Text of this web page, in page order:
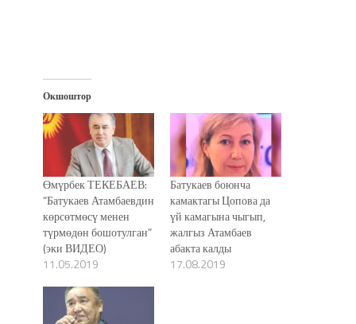
Окшоштор
Өмүрбек ТЕКЕБАЕВ:
“Батукаев Атамбаевдин
көрсөтмөсү менен
түрмөдөн бошотулган”
(эки ВИДЕО)
11.05.2019
Батукаев боюнча
камактагы Цопова да
үй камагына чыгып,
жалгыз Атамбаев
абакта калды
17.08.2019